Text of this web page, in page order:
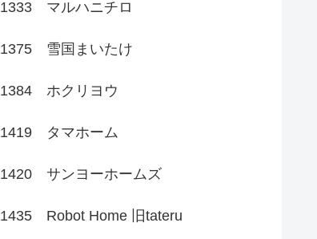
1333 マルハニチロ
1375 雪国まいたけ
1384 ホクリヨウ
1419 タマホーム
1420 サンヨーホームズ
1435 Robot Home 旧tateru